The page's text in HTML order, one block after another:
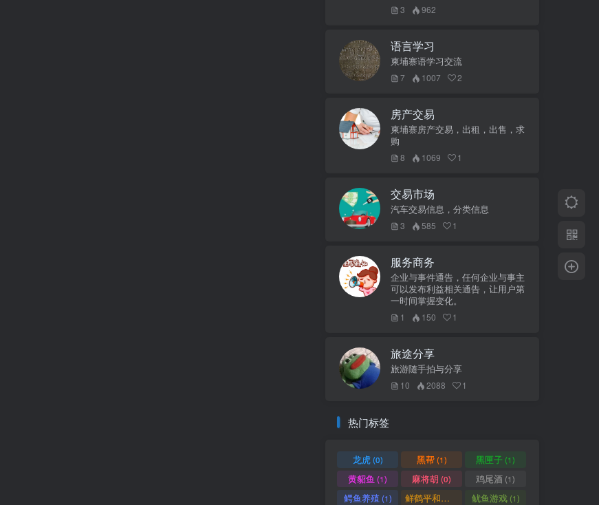
3 962
语言学习
柬埔寨语学习交流
7 1007 2
房产交易
柬埔寨房产交易，出租，出售，求
购
8 1069 1
交易市场
汽车交易信息，分类信息
3 585 1
服务商务
企业与事件通告，任何企业与事主
可以发布利益相关通告，让用户第
一时间掌握变化。
1 150 1
旅途分享
旅游随手拍与分享
10 2088 1
热门标签
龙虎(0) 黑帮(1) 黑匣子(1)
黄貂鱼 (1) 麻将胡 (0) 鸡尾酒 (1)
鳄鱼养殖(1) 鲜鹤平和赏 鱿鱼游戏(1)